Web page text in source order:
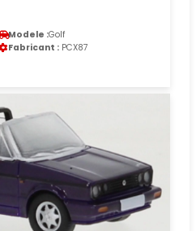
Modele :Golf
Fabricant : PCX87